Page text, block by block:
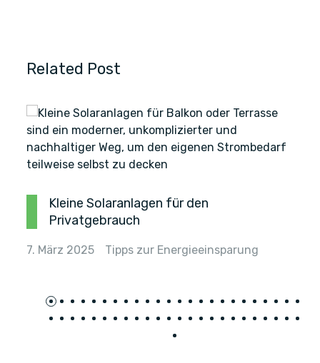
Related Post
Kleine Solaranlagen für den
Privatgebrauch
7. März 2025
Tipps zur Energieeinsparung